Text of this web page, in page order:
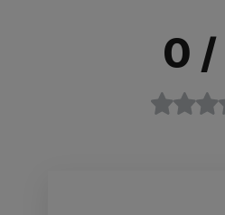
0 /